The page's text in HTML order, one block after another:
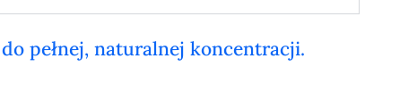
pełnej, naturalnej koncentracji.